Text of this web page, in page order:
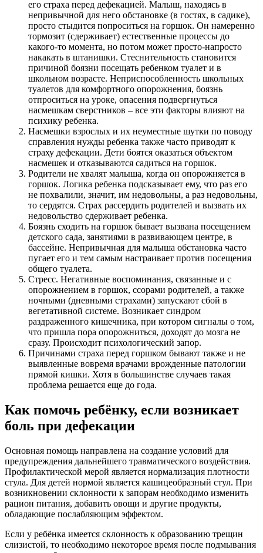
его страха перед дефекацией. Малыш, находясь в
непривычной для него обстановке (в гостях, в садике),
просто стыдится попроситься на горшок. Он намеренно
тормозит (сдерживает) естественные процессы до
какого-то момента, но потом может просто-напросто
накакать в штанишки. Стеснительность становится
причиной боязни посещать ребенком туалет и в
школьном возрасте. Неприспособленность школьных
туалетов для комфортного опорожнения, боязнь
отпроситься на уроке, опасения подвергнуться
насмешкам сверстников – все эти факторы влияют на
психику ребенка.
Насмешки взрослых и их неуместные шутки по поводу
справления нужды ребенка также часто приводят к
страху дефекации. Дети боятся оказаться объектом
насмешек и отказываются садиться на горшок.
Родители не хвалят малыша, когда он опорожняется в
горшок. Логика ребенка подсказывает ему, что раз его
не похвалили, значит, им недовольны, а раз недовольны,
то сердятся. Страх рассердить родителей и вызвать их
недовольство сдерживает ребенка.
Боязнь сходить на горшок бывает вызвана посещением
детского сада, занятиями в развивающем центре, в
бассейне. Непривычная для малыша обстановка часто
пугает его и тем самым настраивает против посещения
общего туалета.
Стресс. Негативные воспоминания, связанные и с
опорожнением в горшок, ссорами родителей, а также
ночными (дневными страхами) запускают сбой в
вегетативной системе. Возникает синдром
раздраженного кишечника, при котором сигналы о том,
что пришла пора опорожниться, доходят до мозга не
сразу. Происходит психологический запор.
Причинами страха перед горшком бывают также и не
выявленные вовремя врачами врожденные патологии
прямой кишки. Хотя в большинстве случаев такая
проблема решается еще до года.
Как помочь ребёнку, если возникает
боль при дефекации
Основная помощь направлена на создание условий для
предупреждения дальнейшего травматического воздействия.
Профилактической мерой является нормализация плотности
стула. Для детей нормой является кашицеобразный стул. При
возникновении склонности к запорам необходимо изменить
рацион питания, добавить овощи и другие продукты,
обладающие послабляющим эффектом.
Если у ребёнка имеется склонность к образованию трещин
слизистой, то необходимо некоторое время после подмывания